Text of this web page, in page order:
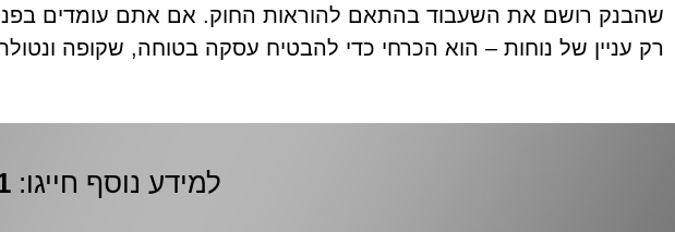
שהבנק רושם את השעבוד בהתאם להוראות החוק. אם אתם עומדים בפני
רק עניין של נוחות – הוא הכרחי כדי להבטיח עסקה בטוחה, שקופה ונטולת
למידע נוסף חייגו: